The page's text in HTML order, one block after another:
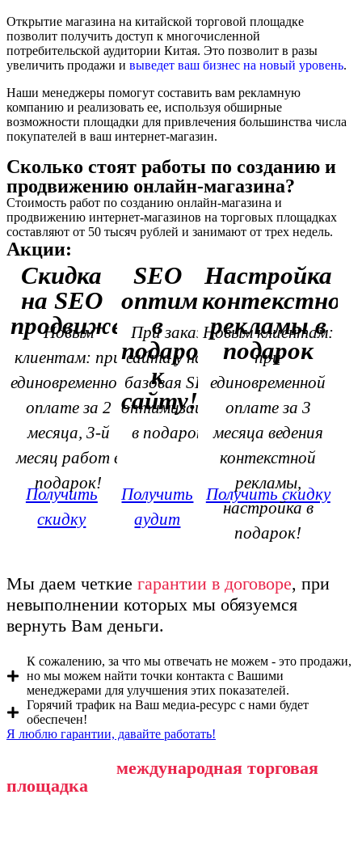
Открытие магазина на китайской торговой площадке
позволит получить доступ к многочисленной
потребительской аудитории Китая. Это позволит в разы
увеличить продажи и выведет ваш бизнес на новый уровень.
Наши менеджеры помогут составить вам рекламную
компанию и реализовать ее, используя обширные
возможности площадки для привлечения большинства числа
покупателей в ваш интернет-магазин.
Сколько стоят работы по созданию и
продвижению онлайн-магазина?
Стоимость работ по созданию онлайн-магазина и
продвижению интернет-магазинов на торговых площадках
составляют от 50 тысяч рублей и занимают от трех недель.
Акции:
Скидка
на SEO
продвижение
Новым
клиентам: при
единовременной
оплате за 2
месяца, 3-й
месяц работ в
подарок!
Получить
скидку
SEO
оптимизация
в
подарок
к
сайту!
При заказе
сайта у нас,
базовая SEO
оптимизация
в подарок!
Получить
аудит
Настройка
контекстной
рекламы в
подарок
Новым клиентам:
при
единовременной
оплате за 3
месяца ведения
контекстной
рекламы,
настройка в
подарок!
Получить скидку
Мы даем четкие гарантии в договоре, при
невыполнении которых мы обязуемся
вернуть Вам деньги.
К сожалению, за что мы отвечать не можем - это продажи,
но мы можем найти точки контакта с Вашими
менеджерами для улучшения этих показателей.
Горячий трафик на Ваш медиа-ресурс с нами будет
обеспечен!
Я люблю гарантии, давайте работать!
международная торговая
площадка